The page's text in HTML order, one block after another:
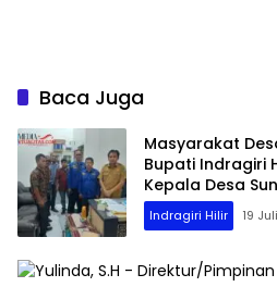
Baca Juga
Masyarakat
Bupati Indragiri
Kepala Desa
Indragiri Hilir 19